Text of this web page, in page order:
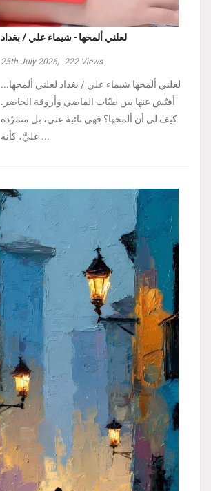
لعلني ألمحها - شيماء علي / بغداد
25th July 2026, 222Views
لعلني ألمحها شيماء علي / بغداد لعلني ألمحها...
أفتّش عنها بين طيّات الماضي وأروقة الحاضر.
كيف لي أن ألمحها؟ فهي نائية عني، بل متمرّدة
عليَّ، كأنه ...